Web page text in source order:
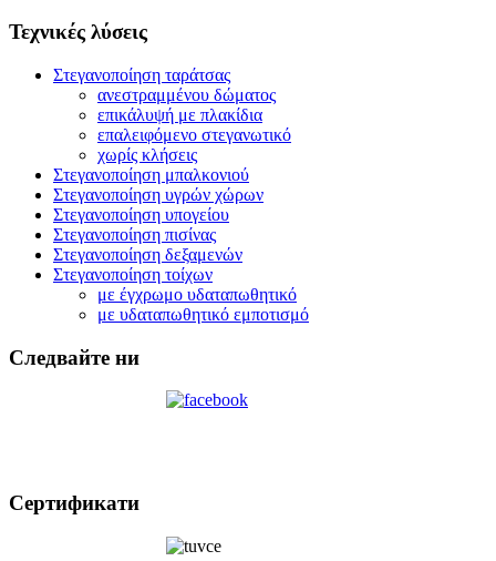
Τεχνικές λύσεις
Στεγανοποίηση ταράτσας
ανεστραμμένου δώματος
επικάλυψή με πλακίδια
επαλειφόμενο στεγανωτικό
χωρίς κλήσεις
Στεγανοποίηση μπαλκονιού
Στεγανοποίηση υγρών χώρων
Στεγανοποίηση υπογείου
Στεγανοποίηση πισίνας
Στεγανοποίηση δεξαμενών
Στεγανοποίηση τοίχων
με έγχρωμο υδαταπωθητικό
με υδαταπωθητικό εμποτισμό
Следвайте ни
Сертификати